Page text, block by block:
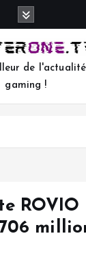
de l'actualité
gaming !